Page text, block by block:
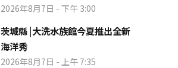
2026年8月7日 - 下午 3:00
茨城縣 |大洗水族館今夏推出全新
海洋秀
2026年8月7日 - 上午 7:35